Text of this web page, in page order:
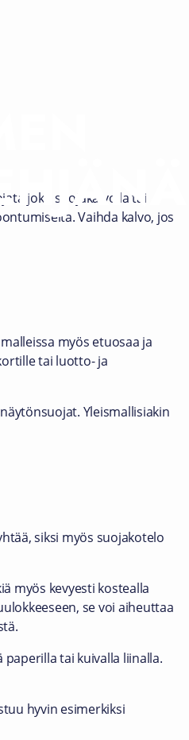
joko suojakalvolla tai
Vaihda kalvo, jos
myös etuosaa ja
tai luotto- ja
Yleismallisiakin
siksi myös suojakotelo
myös kevyesti kostealla
se voi aiheuttaa
paperilla tai kuivalla liinalla.
hyvin esimerkiksi